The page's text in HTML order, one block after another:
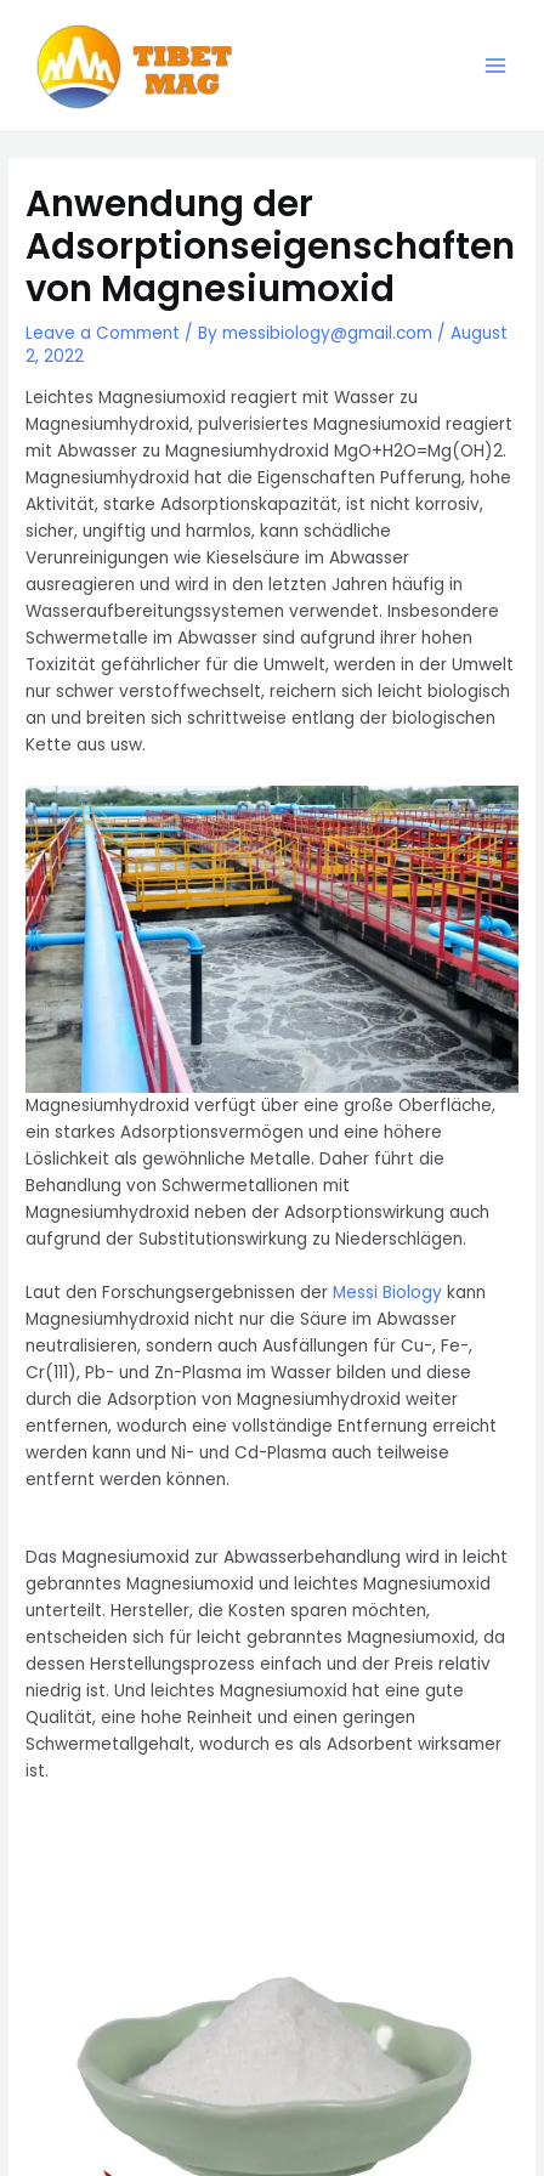
content
Anwendung der
Adsorptionseigenschaften
von Magnesiumoxid
Leave a Comment / Bymessibiology@gmail.com /August
2, 2022
Leichtes Magnesiumoxid reagiert mit Wasser zu
Magnesiumhydroxid, pulverisiertes Magnesiumoxid reagiert
mit Abwasser zu Magnesiumhydroxid MgO+H2O=Mg(OH)2.
Magnesiumhydroxid hat die Eigenschaften Pufferung, hohe
Aktivität, starke Adsorptionskapazität, ist nicht korrosiv,
sicher, ungiftig und harmlos, kann schädliche
Verunreinigungen wie Kieselsäure im Abwasser
ausreagieren und wird in den letzten Jahren häufig in
Wasseraufbereitungssystemen verwendet. Insbesondere
Schwermetalle im Abwasser sind aufgrund ihrer hohen
Toxizität gefährlicher für die Umwelt, werden in der Umwelt
nur schwer verstoffwechselt, reichern sich leicht biologisch
an und breiten sich schrittweise entlang der biologischen
Kette aus usw.
Magnesiumhydroxid verfügt über eine große Oberfläche,
ein starkes Adsorptionsvermögen und eine höhere
Löslichkeit als gewöhnliche Metalle. Daher führt die
Behandlung von Schwermetallionen mit
Magnesiumhydroxid neben der Adsorptionswirkung auch
aufgrund der Substitutionswirkung zu Niederschlägen.
Laut den Forschungsergebnissen derMessi Biology kann
Magnesiumhydroxid nicht nur die Säure im Abwasser
neutralisieren, sondern auch Ausfällungen für Cu-, Fe-,
Cr(111), Pb- und Zn-Plasma im Wasser bilden und diese
durch die Adsorption von Magnesiumhydroxid weiter
entfernen, wodurch eine vollständige Entfernung erreicht
werden kann und Ni- und Cd-Plasma auch teilweise
entfernt werden können.
Das Magnesiumoxid zur Abwasserbehandlung wird in leicht
gebranntes Magnesiumoxid und leichtes Magnesiumoxid
unterteilt. Hersteller, die Kosten sparen möchten,
entscheiden sich für leicht gebranntes Magnesiumoxid, da
dessen Herstellungsprozess einfach und der Preis relativ
niedrig ist. Und leichtes Magnesiumoxid hat eine gute
Qualität, eine hohe Reinheit und einen geringen
Schwermetallgehalt, wodurch es als Adsorbent wirksamer
ist.